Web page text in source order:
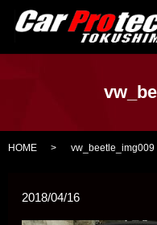
HOME vw_beetle_img009
2018/04/16